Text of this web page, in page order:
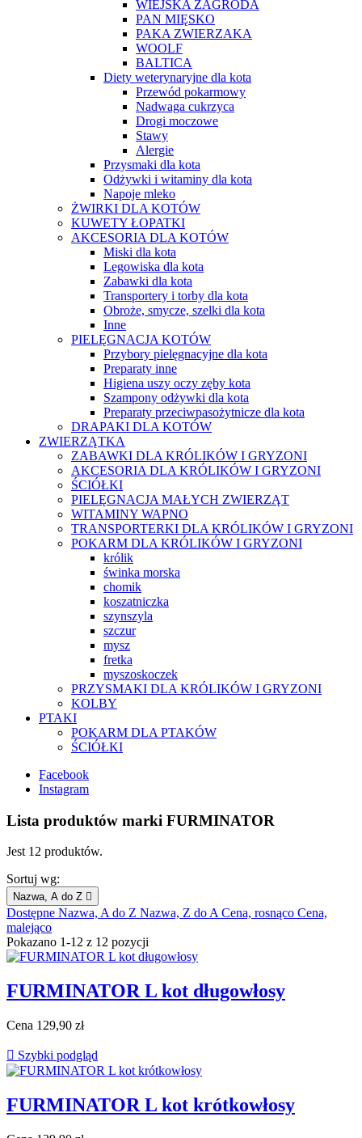
WIEJSKA ZAGRODA
PAN MIĘSKO
PAKA ZWIERZAKA
WOOLF
BALTICA
Diety weterynaryjne dla kota
Przewód pokarmowy
Nadwaga cukrzyca
Drogi moczowe
Stawy
Alergie
Przysmaki dla kota
Odżywki i witaminy dla kota
Napoje mleko
ŻWIRKI DLA KOTÓW
KUWETY ŁOPATKI
AKCESORIA DLA KOTÓW
Miski dla kota
Legowiska dla kota
Zabawki dla kota
Transportery i torby dla kota
Obroże, smycze, szelki dla kota
Inne
PIELĘGNACJA KOTÓW
Przybory pielęgnacyjne dla kota
Preparaty inne
Higiena uszy oczy zęby kota
Szampony odżywki dla kota
Preparaty przeciwpasożytnicze dla kota
DRAPAKI DLA KOTÓW
ZWIERZĄTKA
ZABAWKI DLA KRÓLIKÓW I GRYZONI
AKCESORIA DLA KRÓLIKÓW I GRYZONI
ŚCIÓŁKI
PIELĘGNACJA MAŁYCH ZWIERZĄT
WITAMINY WAPNO
TRANSPORTERKI DLA KRÓLIKÓW I GRYZONI
POKARM DLA KRÓLIKÓW I GRYZONI
królik
świnka morska
chomik
koszatniczka
szynszyla
szczur
mysz
fretka
myszoskoczek
PRZYSMAKI DLA KRÓLIKÓW I GRYZONI
KOLBY
PTAKI
POKARM DLA PTAKÓW
ŚCIÓŁKI
Facebook
Instagram
Lista produktów marki FURMINATOR
Jest 12 produktów.
Sortuj wg:
Nazwa, A do Z 
Dostępne Nazwa, A do Z Nazwa, Z do A Cena, rosnąco Cena,
malejąco
Pokazano 1-12 z 12 pozycji
FURMINATOR L kot długowłosy
Cena 129,90 zł
 Szybki podgląd
FURMINATOR L kot krótkowłosy